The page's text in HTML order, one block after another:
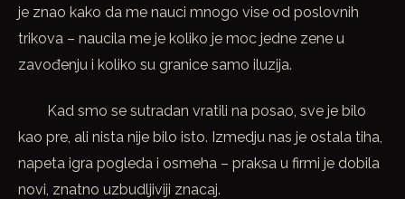
je znao kako da me nauci mnogo vise od poslovnih
trikova – naucila me je koliko je moc jedne zene u
zavođenju i koliko su granice samo iluzija.
Kad smo se sutradan vratili na posao, sve je bilo
kao pre, ali nista nije bilo isto. Izmedju nas je ostala tiha,
napeta igra pogleda i osmeha – praksa u firmi je dobila
novi, znatno uzbudljiviji znacaj.